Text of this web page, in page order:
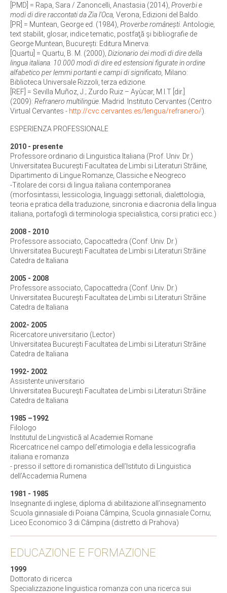
[PMD] = Rapa, Sara / Zanoncelli, Anastasia (2014), Proverbi e
modi di dire raccontati da Zia l'Oca, Verona, Edizioni del Baldo.
[PR] = Muntean, George ed. (1984), Proverbe româneşti. Antologie,
text stabilit, glosar, indice tematic, postfaţă şi bibliografie de
George Muntean, Bucureşti: Editura Minerva.
[Quartu] = Quartu, B. M. (2000), Dizionario dei modi di dire della
lingua italiana. 10.000 modi di dire ed estensioni figurate in ordine
alfabetico per lemmi portanti e campi di significato, Milano:
Biblioteca Universale Rizzoli, terza edizione.
[REF] = Sevilla Muñoz, J.; Zurdo Ruiz – Ayùcar, M.I.T [dir.]
(2009): Refranero multilingüe . Madrid. Instituto Cervantes (Centro
Virtual Cervantes - http://cvc.cervantes.es/lengua/refranero/).
ESPERIENZA PROFESSIONALE
2010 - presente
Professore ordinario di Linguistica Italiana (Prof. Univ. Dr.)
Universitatea București Facultatea de Limbi si Literaturi Străine,
Dipartimento di Lingue Romanze, Classiche e Neogreco
-Titolare dei corsi di lingua italiana contemporanea
(morfosintassi, lessicologia, linguaggi settoriali, dialettologia,
teoria e pratica della traduzione, sincronia e diacronia della lingua
italiana, portafogli di terminologia specialistica, corsi pratici ecc.)
2008 - 2010
Professore associato, Capocattedra (Conf. Univ. Dr.)
Universitatea București Facultatea de Limbi si Literaturi Străine
Catedra de Italiana
2005 - 2008
Professore associato, Capocattedra (Conf. Univ. Dr.)
Universitatea București Facultatea de Limbi si Literaturi Străine
Catedra de Italiana
2002- 2005
Ricercatore universitario (Lector)
Universitatea București Facultatea de Limbi si Literaturi Străine
Catedra de Italiana
1992- 2002
Assistente universitario
Universitatea București Facultatea de Limbi si Literaturi Străine
Catedra de Italiana
1985 –1992
Filologo
Institutul de Lingvistică al Academiei Romane
Ricercatrice nel campo dell’etimologia e della lessicografia
italiana e romanza
- presso il settore di romanistica dell’Istituto di Linguistica
dell’Accademia Rumena
1981 - 1985
Insegnante di inglese, diploma di abilitazione all’insegnamento
Scuola ginnasiale di Poiana Câmpina, Scuola ginnasiale Cornu;
Liceo Economico 3 di Câmpina (distretto di Prahova)
EDUCAZIONE E FORMAZIONE
1999
Dottorato di ricerca
Specializzazione linguistica romanza con una ricerca sui